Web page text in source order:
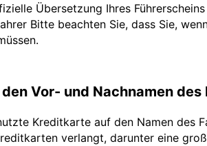
Übersetzung Ihres
Bitte beachten Sie, dass Sie,
Vor- und Nachnamen
Kreditkarte auf den Namen des
verlangt, darunter eine